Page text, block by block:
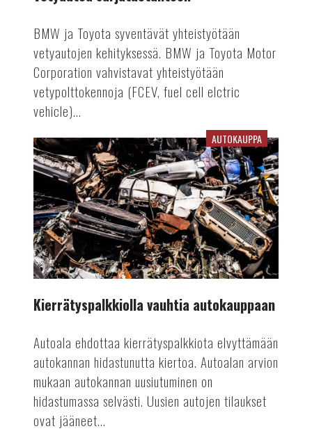
BMW ja Toyota syventävät yhteistyötään
vetyautojen kehityksessä. BMW ja Toyota Motor
Corporation vahvistavat yhteistyötään
vetypolttokennoja (FCEV, fuel cell elctric
vehicle)...
Kierrätyspalkkiolla
vauhtia
autokauppaan
AUTOKAUPPA
Kierrätyspalkkiolla vauhtia autokauppaan
Autoala ehdottaa kierrätyspalkkiota elvyttämään
autokannan hidastunutta kiertoa. Autoalan arvion
mukaan autokannan uusiutuminen on
hidastumassa selvästi. Uusien autojen tilaukset
ovat jääneet...